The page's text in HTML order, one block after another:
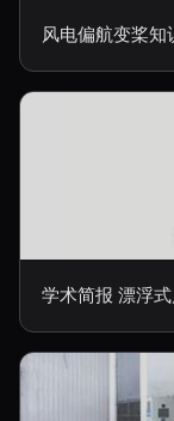
风电偏航变桨
学术简报 漂浮